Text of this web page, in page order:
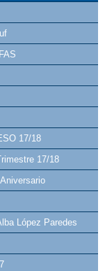
17/18
17/18
López Paredes